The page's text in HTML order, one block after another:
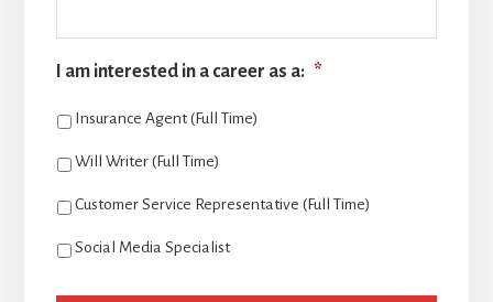
I am interested in a career as a: *
Insurance Agent (Full Time)
Will Writer (Full Time)
Customer Service Representative (Full Time)
Social Media Specialist